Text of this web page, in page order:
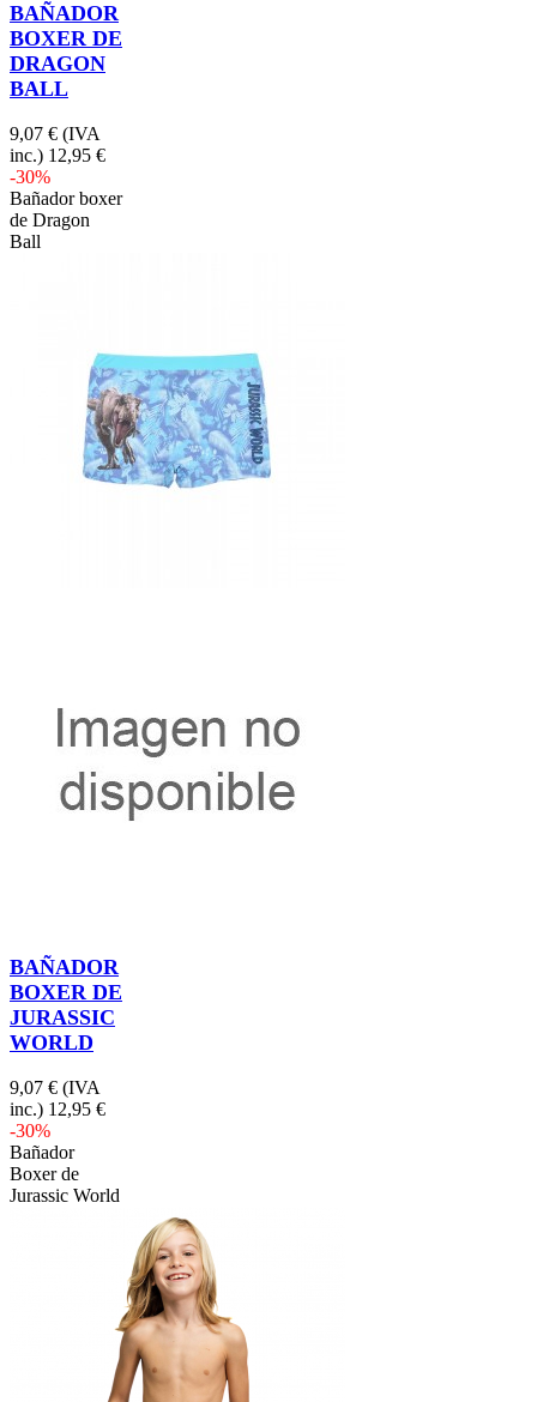
BAÑADOR
BOXER DE
DRAGON
BALL
9,07 € (IVA
inc.) 12,95 €
-30%
Bañador boxer
de Dragon
Ball
BAÑADOR
BOXER DE
JURASSIC
WORLD
9,07 € (IVA
inc.) 12,95 €
-30%
Bañador
Boxer de
Jurassic World